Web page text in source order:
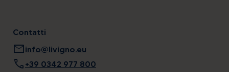
Contatti
mailinfo@livigno.eu
call +39 0342 977 800